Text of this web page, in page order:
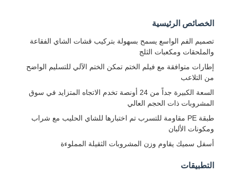
الخصائص الرئيسية
تصميم الفم الواسع يسمح بسهولة بتركيب قشات الشاي الفقاعة
والملحقات ومكعبات الثلج
إطارات متوافقة مع فيلم الختم تمكن الختم الآلي للتسليم الواضح
من التلاعب
السعة الكبيرة جداً من 24 أونصة تخدم الاتجاه المتزايد في سوق
المشروبات ذات الحجم العالي
طبقة PE مقاومة للتسرب تم اختبارها للشاي الحليب مع شراب
ومكونات الألبان
أسفل سميك يقاوم وزن المشروبات الثقيلة المملوءة
التطبيقات